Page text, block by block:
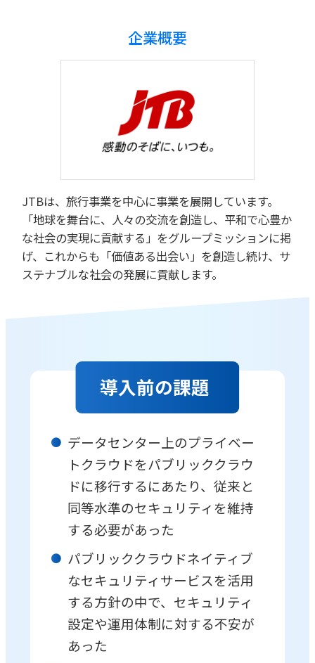
企業概要
JTBは、旅行事業を中心に事業を展開しています。
「地球を舞台に、人々の交流を創造し、平和で心豊か
な社会の実現に貢献する」をグループミッションに掲
げ、これからも「価値ある出会い」を創造し続け、サ
ステナブルな社会の発展に貢献します。
導入前の課題
データセンター上のプライベー
トクラウドをパブリッククラウ
ドに移行するにあたり、従来と
同等水準のセキュリティを維持
する必要があった
パブリッククラウドネイティブ
なセキュリティサービスを活用
する方針の中で、セキュリティ
設定や運用体制に対する不安が
あった